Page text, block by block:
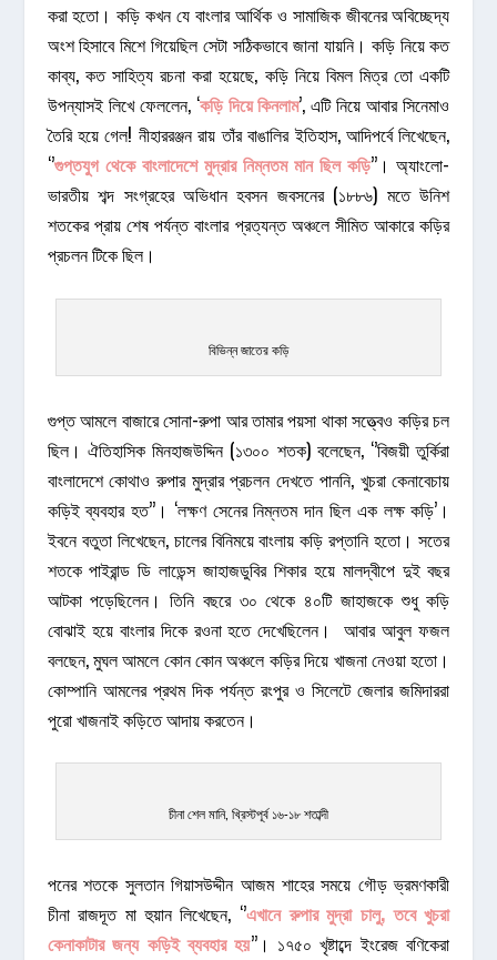
করা হতো। কড়ি কখন যে বাংলার আর্থিক ও সামাজিক জীবনের অবিচ্ছেদ্য
অংশ হিসাবে মিশে গিয়েছিল সেটা সঠিকভাবে জানা যায়নি। কড়ি নিয়ে কত
কাব্য, কত সাহিত্য রচনা করা হয়েছে, কড়ি নিয়ে বিমল মিত্র তো একটি
উপন্যাসই লিখে ফেললেন, ‘কড়ি দিয়ে কিনলাম’, এটি নিয়ে আবার সিনেমাও
তৈরি হয়ে গেল! নীহাররঞ্জন রায় তাঁর বাঙালির ইতিহাস, আদিপর্বে লিখেছেন,
‘’গুপ্তযুগ থেকে বাংলাদেশে মুদ্রার নিম্নতম মান ছিল কড়ি’’। অ্যাংলো-
ভারতীয় শব্দ সংগ্রহের অভিধান হবসন জবসনের (১৮৮৬) মতে উনিশ
শতকের প্রায় শেষ পর্যন্ত বাংলার প্রত্যন্ত অঞ্চলে সীমিত আকারে কড়ির
প্রচলন টিকে ছিল।
বিভিন্ন জাতের কড়ি
গুপ্ত আমলে বাজারে সোনা-রুপা আর তামার পয়সা থাকা সত্ত্বেও কড়ির চল
ছিল। ঐতিহাসিক মিনহাজউদ্দিন (১৩০০ শতক) বলেছেন, ‘’বিজয়ী তুর্কিরা
বাংলাদেশে কোথাও রুপার মুদ্রার প্রচলন দেখতে পাননি, খুচরা কেনাবেচায়
কড়িই ব্যবহার হত’’। ‘লক্ষণ সেনের নিম্নতম দান ছিল এক লক্ষ কড়ি’।
ইবনে বতুতা লিখেছেন, চালের বিনিময়ে বাংলায় কড়ি রপ্তানি হতো। সতের
শতকে পাইরান্ড ডি লাডেন্স জাহাজডুবির শিকার হয়ে মালদ্বীপে দুই বছর
আটকা পড়েছিলেন। তিনি বছরে ৩০ থেকে ৪০টি জাহাজকে শুধু কড়ি
বোঝাই হয়ে বাংলার দিকে রওনা হতে দেখেছিলেন। আবার আবুল ফজল
বলছেন, মুঘল আমলে কোন কোন অঞ্চলে কড়ির দিয়ে খাজনা নেওয়া হতো।
কোম্পানি আমলের প্রথম দিক পর্যন্ত রংপুর ও সিলেটে জেলার জমিদাররা
পুরো খাজনাই কড়িতে আদায় করতেন।
চীনা শেল মানি, খ্রিস্টপূর্ব ১৬-১৮ শতাব্দী
পনের শতকে সুলতান গিয়াসউদ্দীন আজম শাহের সময়ে গৌড় ভ্রমণকারী
চীনা রাজদূত মা হুয়ান লিখেছেন, ‘’এখানে রুপার মুদ্রা চালু, তবে খুচরা
কেনাকাটার জন্য কড়িই ব্যবহার হয়’’। ১৭৫০ খৃষ্টাব্দে ইংরেজ বণিকেরা